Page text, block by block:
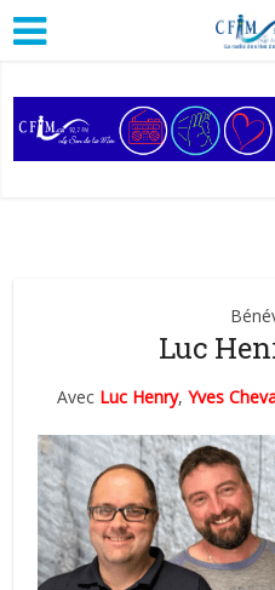
Luc
Avec Luc Henry, Yves